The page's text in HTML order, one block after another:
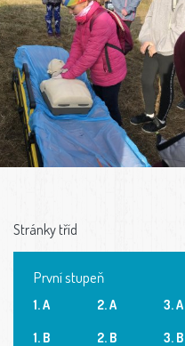
Stránky tříd
První stupeň
1. A
1. B
2. A
2. B
3. A
3. B